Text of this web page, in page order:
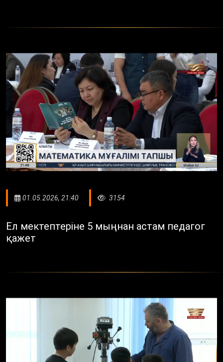
01.05.2026, 21:40 3154
Ел мектептеріне 5 мыңнан астам педагог
қажет